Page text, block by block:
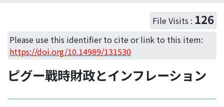
Access Statistics
Library Network
File Visits : 126
Please use this identifier to cite or link to this item:
https://doi.org/10.14989/131530
ピグー戰時財政とインフレーション